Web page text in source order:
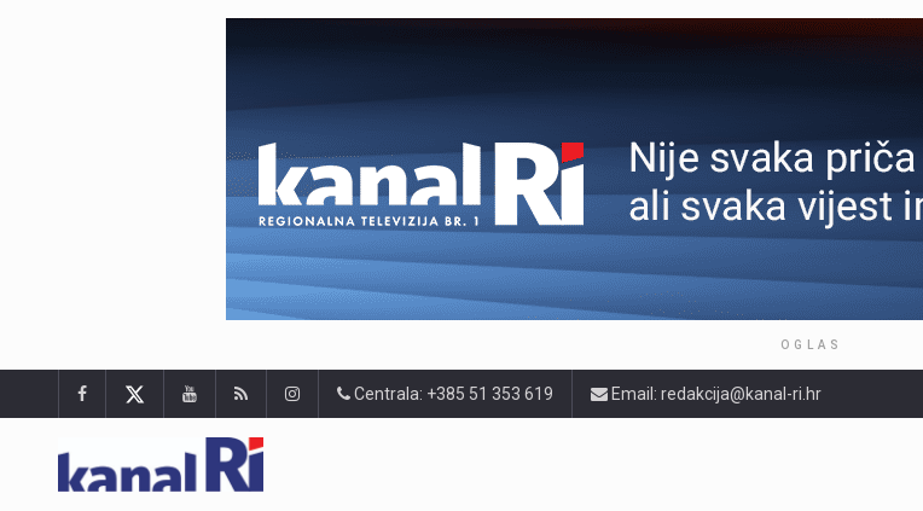
OGLAS
Centrala: +385 51 353 619 Email: redakcija@kanal-ri.hr